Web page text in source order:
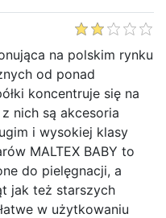
na polskim rynku
od ponad
koncentruje się na
nich są akcesoria
i wysokiej klasy
MALTEX BABY to
do pielęgnacji, a
jak też starszych
w użytkowaniu